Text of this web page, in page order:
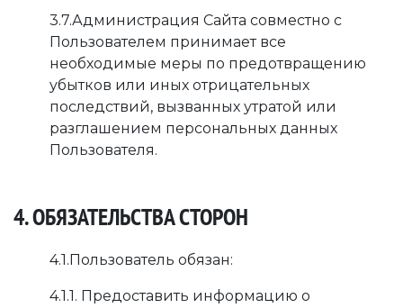
3.7.Администрация Сайта совместно с
Пользователем принимает все
необходимые меры по предотвращению
убытков или иных отрицательных
последствий, вызванных утратой или
разглашением персональных данных
Пользователя.
4. ОБЯЗАТЕЛЬСТВА СТОРОН
4.1.Пользователь обязан:
4.1.1. Предоставить информацию о